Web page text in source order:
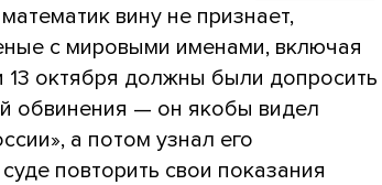
вину не признает,
с мировыми именами, включая
октября должны были допросить
обвинения — он якобы видел
а потом узнал его
повторить свои показания